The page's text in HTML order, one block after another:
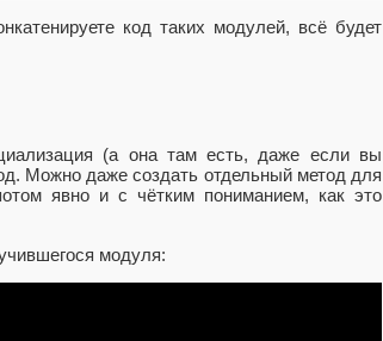
код таких модулей, всё будет
(а она там есть, даже если вы
Можно даже создать отдельный метод для
явно и с чётким пониманием, как это
модуля: